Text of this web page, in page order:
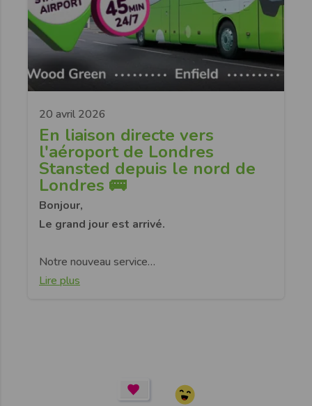
20 avril 2026
En liaison directe vers
l'aéroport de Londres
Stansted depuis le nord de
Londres 🚌
Bonjour,
Le grand jour est arrivé.
Notre nouveau service…
Lire plus